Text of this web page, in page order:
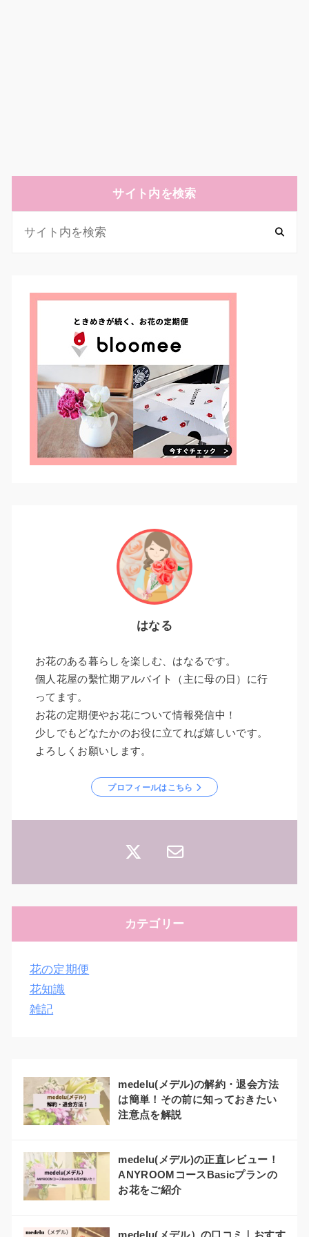
サイト内を検索
はなる
お花のある暮らしを楽しむ、はなるです。
個人花屋の繫忙期アルバイト（主に母の日）に行
ってます。
お花の定期便やお花について情報発信中！
少しでもどなたかのお役に立てれば嬉しいです。
よろしくお願いします。
プロフィールはこちら
カテゴリー
花の定期便
花知識
雑記
medelu(メデル)の解約・退会方法
は簡単！その前に知っておきたい
注意点を解説
medelu(メデル)の正直レビュー！
ANYROOMコースBasicプランの
お花をご紹介
medelu(メデル）の口コミ｜おすす